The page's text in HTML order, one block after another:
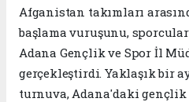
Afganistan takımları
başlama vuruşunu,
Adana Gençlik ve Spor İl
gerçekleştirdi. Yaklaşık bir
turnuva, Adana'daki